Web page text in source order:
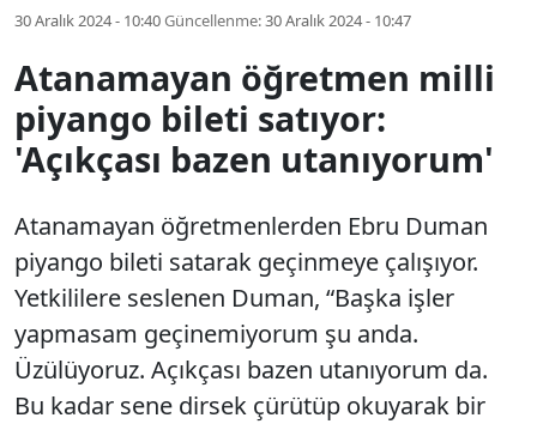
30 Aralık 2024 - 10:40Güncellenme:30 Aralık 2024 - 10:47
Atanamayan öğretmen milli
piyango bileti satıyor:
'Açıkçası bazen utanıyorum'
Atanamayan öğretmenlerden Ebru Duman
piyango bileti satarak geçinmeye çalışıyor.
Yetkililere seslenen Duman, “Başka işler
yapmasam geçinemiyorum şu anda.
Üzülüyoruz. Açıkçası bazen utanıyorum da.
Bu kadar sene dirsek çürütüp okuyarak bir